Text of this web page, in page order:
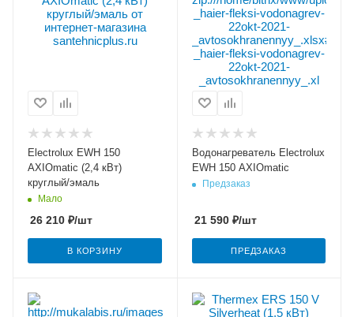
Electrolux EWH 150
AXIOmatic (2,4 кВт)
круглый/эмаль
Мало
26 210 ₽/шт
В КОРЗИНУ
Водонагреватель Electrolux
EWH 150 AXIOmatic
Предзаказ
21 590₽/шт
ПРЕДЗАКАЗ